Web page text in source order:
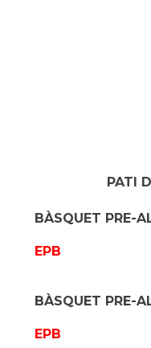
PATI DE
BÀSQUET PRE-
EPB
BÀSQUET PRE-
EPB